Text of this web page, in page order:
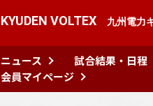
KYUDEN VOLTEX 九州電力
ニュース 試合結果・日程
会員マイページ